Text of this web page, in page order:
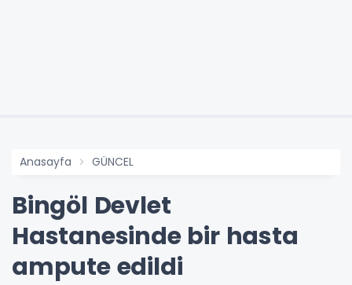
Anasayfa GÜNCEL
Bingöl Devlet
Hastanesinde bir hasta
ampute edildi